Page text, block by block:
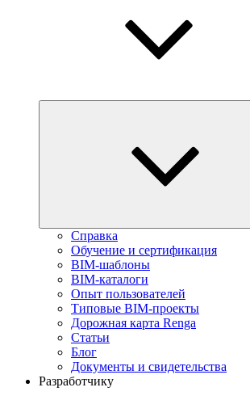
Справка
Обучение и сертификация
BIM-шаблоны
BIM-каталоги
Опыт пользователей
Типовые BIM-проекты
Дорожная карта Renga
Статьи
Блог
Документы и свидетельства
Разработчику